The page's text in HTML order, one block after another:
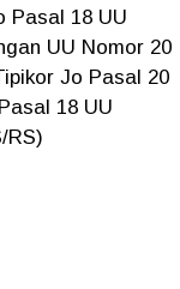
Pasal 18 UU
UU Nomor 20
Jo Pasal 20
18 UU
RS)